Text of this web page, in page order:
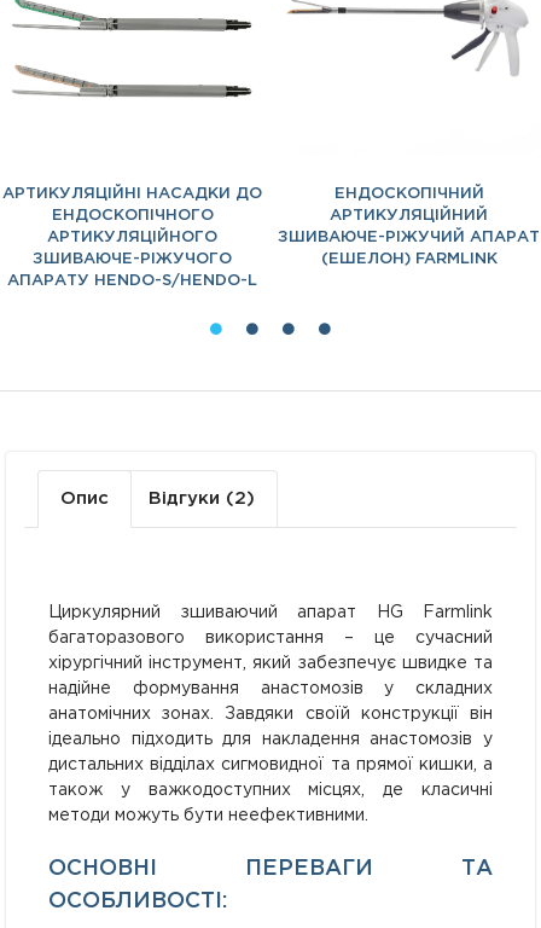
АРТИКУЛЯЦІЙНІ НАСАДКИ ДО
ЕНДОСКОПІЧНОГО
АРТИКУЛЯЦІЙНОГО
ЗШИВАЮЧЕ-РІЖУЧОГО
АПАРАТУ HENDO-S/HENDO-L
ЕНДОСКОПІЧНИЙ
АРТИКУЛЯЦІЙНИЙ
ЗШИВАЮЧЕ-РІЖУЧИЙ АПАРАТ
(ЕШЕЛОН) FARMLINK
Опис Відгуки (2)
Циркулярний зшиваючий апарат HG Farmlink
багаторазового використання – це сучасний
хірургічний інструмент, який забезпечує швидке та
надійне формування анастомозів у складних
анатомічних зонах. Завдяки своїй конструкції він
ідеально підходить для накладення анастомозів у
дистальних відділах сигмовидної та прямої кишки, а
також у важкодоступних місцях, де класичні
методи можуть бути неефективними.
ОСНОВНІ ПЕРЕВАГИ ТА
ОСОБЛИВОСТІ: